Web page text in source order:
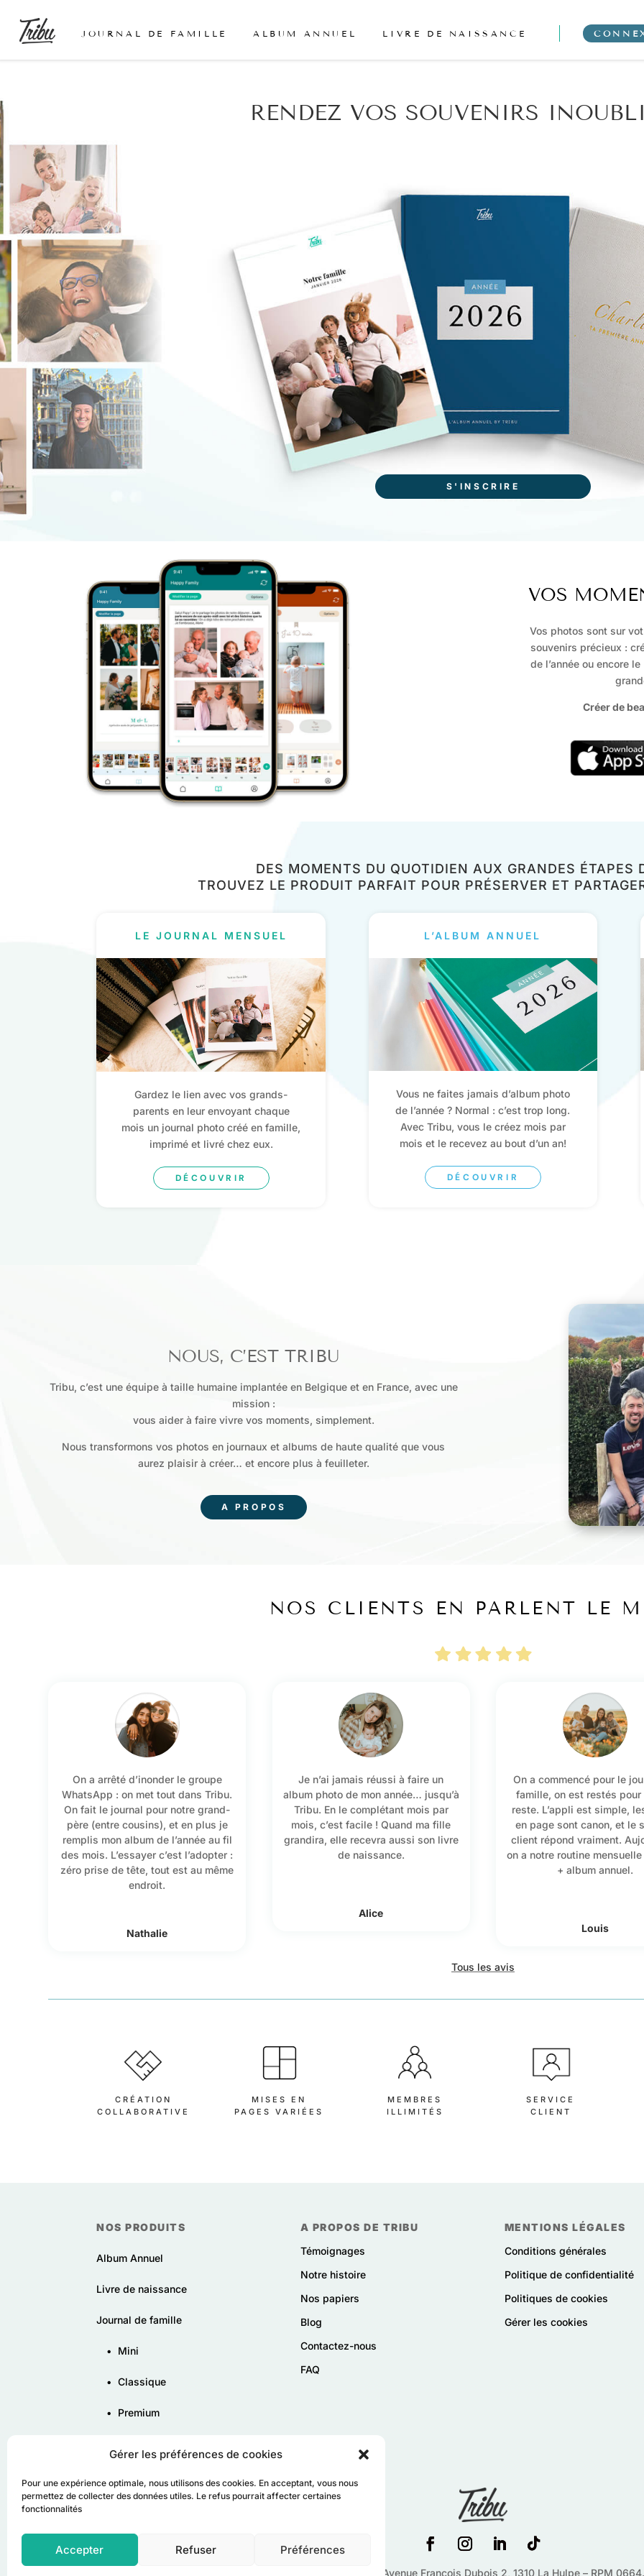
Gérer les préférences de cookies
Pour une expérience optimale, nous utilisons des cookies. En acceptant, vous nous
permettez de collecter des données utiles. Le refus pourrait affecter certaines
fonctionnalités
Accepter Refuser Préférences
JOURNAL DE FAMILLE ALBUM ANNUEL LIVRE DE NAISSANCE
RENDEZ VOS SOUVENIRS
S'INSCRIRE
VOS
Vos photos sont sur
souvenirs précieux :
de l’année ou encore
Créer de
DES MOMENTS DU QUOTIDIEN AUX GRANDES ÉTAPES
TROUVEZ LE PRODUIT PARFAIT POUR PRÉSERVER ET
LE JOURNAL MENSUEL
Gardez le lien avec vos grands-
parents en leur envoyant chaque
mois un journal photo créé en famille,
imprimé et livré chez eux.
DÉCOUVRIR
L’ALBUM ANNUEL
Vous ne faites jamais d’album photo
de l’année ? Normal : c’est trop long.
Avec Tribu, vous le créez mois par
mois et le recevez au bout d’un an!
DÉCOUVRIR
NOUS, C’EST TRIBU
Tribu, c’est une équipe à taille humaine implantée en Belgique et en France, avec une
mission :
vous aider à faire vivre vos moments, simplement.
Nous transformons vos photos en journaux et albums de haute qualité que vous
aurez plaisir à créer… et encore plus à feuilleter.
A PROPOS
NOS CLIENTS EN PARLENT LE
On a arrêté d’inonder le groupe
WhatsApp : on met tout dans Tribu.
On fait le journal pour notre grand-
père (entre cousins), et en plus je
remplis mon album de l’année au fil
des mois. L’essayer c’est l’adopter :
zéro prise de tête, tout est au même
endroit.
Nathalie
Je n’ai jamais réussi à faire un
album photo de mon année… jusqu’à
Tribu. En le complétant mois par
mois, c’est facile ! Quand ma fille
grandira, elle recevra aussi son livre
de naissance.
Alice
On a commencé pour le
famille, on est restés pour
reste. L’appli est simple,
en page sont canon, et le
client répond vraiment.
on a notre routine
+ album annuel.
Louis
Tous les avis
CRÉATION
COLLABORATIVE
MISES EN
PAGES VARIÉES
MEMBRES
ILLIMITÉS
SERVICE
CLIENT
NOS PRODUITS
Album Annuel
Livre de naissance
Journal de famille
• Mini
• Classique
• Premium
A PROPOS DE TRIBU
Témoignages
Notre histoire
Nos papiers
Blog
Contactez-nous
FAQ
MENTIONS LÉGALES
Conditions générales
Politique de confidentialité
Politiques de cookies
Gérer les cookies
Avenue François Dubois 2, 1310 La Hulpe – RPM